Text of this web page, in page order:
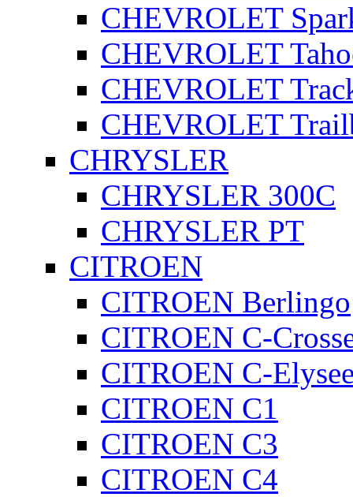
CHEVROLET
CHEVROLET
CHEVROLET
CHEVROLET
CHRYSLER
CHRYSLER 300C
CHRYSLER PT
CITROEN
CITROEN Berlingo
CITROEN C-
CITROEN C-
CITROEN C1
CITROEN C3
CITROEN C4